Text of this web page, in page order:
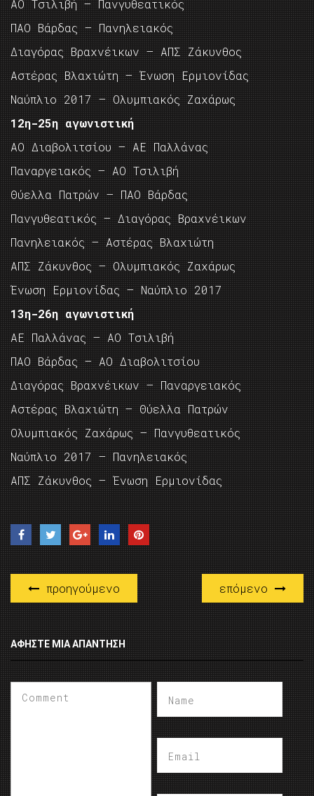
ΑΟ Τσιλιβή – Πανγυθεατικός
ΠΑΟ Βάρδας – Πανηλειακός
Διαγόρας Βραχνέικων – ΑΠΣ Ζάκυνθος
Αστέρας Βλαχιώτη – Ένωση Ερμιονίδας
Ναύπλιο 2017 – Ολυμπιακός Ζαχάρως
12η-25η αγωνιστική
ΑΟ Διαβολιτσίου – ΑΕ Παλλάνας
Παναργειακός – ΑΟ Τσιλιβή
Θύελλα Πατρών – ΠΑΟ Βάρδας
Πανγυθεατικός – Διαγόρας Βραχνέικων
Πανηλειακός – Αστέρας Βλαχιώτη
ΑΠΣ Ζάκυνθος – Ολυμπιακός Ζαχάρως
Ένωση Ερμιονίδας – Ναύπλιο 2017
13η-26η αγωνιστική
ΑΕ Παλλάνας – ΑΟ Τσιλιβή
ΠΑΟ Βάρδας – ΑΟ Διαβολιτσίου
Διαγόρας Βραχνέικων – Παναργειακός
Αστέρας Βλαχιώτη – Θύελλα Πατρών
Ολυμπιακός Ζαχάρως – Πανγυθεατικός
Ναύπλιο 2017 – Πανηλειακός
ΑΠΣ Ζάκυνθος – Ένωση Ερμιονίδας
προηγούμενο επόμενο
ΑΦΉΣΤΕ ΜΙΑ ΑΠΆΝΤΗΣΗ